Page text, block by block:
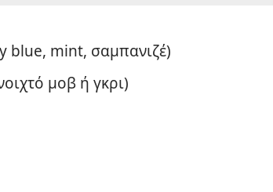
blue, mint, σαμπανιζέ)
μοβ ή γκρι)